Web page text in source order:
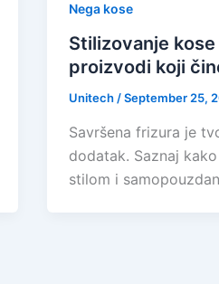
Nega kose
Stilizovanje
proizvodi koji
Unitech /September 25,
Savršena frizura je
dodatak. Saznaj
stilom i